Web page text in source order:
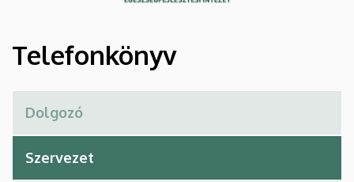
és
Egészségfejlesztési
Intézet
Telefonkönyv